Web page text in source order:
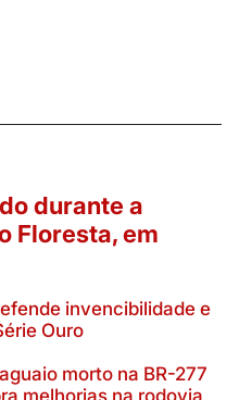
durante a
Floresta, em
invencibilidade e
Ouro
morto na BR-277
melhorias na rodovia